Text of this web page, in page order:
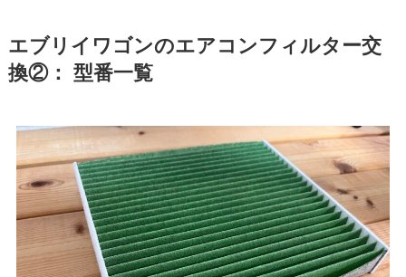
エブリイワゴンのエアコンフィルター交
換②： 型番一覧